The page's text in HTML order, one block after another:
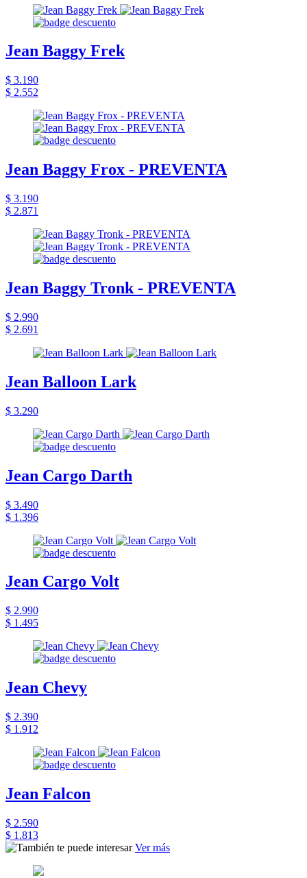
Jean Baggy Frek
$ 3.190
$ 2.552
Jean Baggy Frox - PREVENTA
$ 3.190
$ 2.871
Jean Baggy Tronk - PREVENTA
$ 2.990
$ 2.691
Jean Balloon Lark
$ 3.290
Jean Cargo Darth
$ 3.490
$ 1.396
Jean Cargo Volt
$ 2.990
$ 1.495
Jean Chevy
$ 2.390
$ 1.912
Jean Falcon
$ 2.590
$ 1.813
Ver más